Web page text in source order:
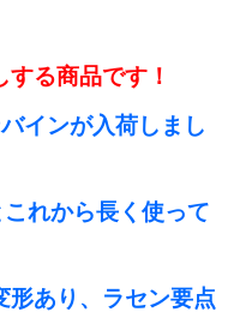
る商品です！
インが入荷しまし
れから長く使って
形あり、ラセン要点